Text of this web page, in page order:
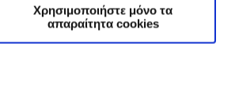
Χρησιμοποιήστε μόνο τα
απαραίτητα cookies